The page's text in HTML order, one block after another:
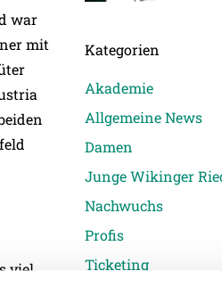
war
mit
viel
Kategorien
Akademie
Allgemeine News
Damen
Junge Wikinger
Nachwuchs
Profis
Ticketing